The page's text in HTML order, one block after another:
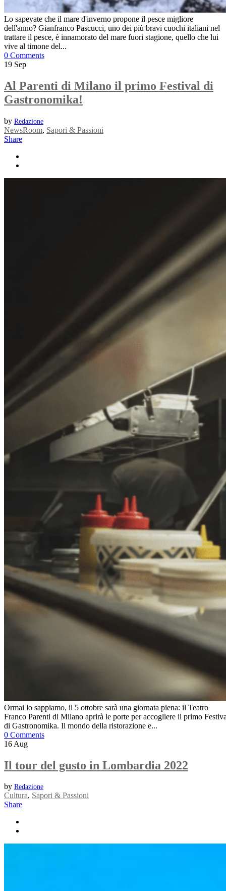
Lo sapevate che il mare d'inverno propone il pesce migliore
dell'anno? Gianfranco Pascucci, uno dei più bravi cuochi italiani nel
trattare il pesce, è innamorato del mare fuori stagione, quello che lui
vive al timone del...
0 Comments
19 Sep
Al Parenti di Milano il primo Festival di
Gastronomika!
by Redazione
NewsRoom, Sapori & Passioni
Share
Ormai lo sappiamo, il 5 ottobre sarà una giornata piena: il Teatro
Franco Parenti di Milano aprirà le porte per accogliere il primo
di Gastronomika. Il mondo della ristorazione e...
0 Comments
16 Aug
Il tour del gusto in Lombardia 2022
by Redazione
Cultura, Sapori & Passioni
Share